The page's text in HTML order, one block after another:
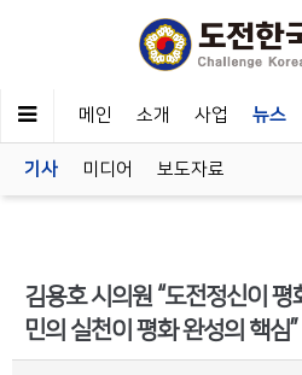
메인 소개 사업 뉴스
기사 미디어 보도자료
김용호 시의원 “도전정신이
민의 실천이 평화 완성의 핵심”